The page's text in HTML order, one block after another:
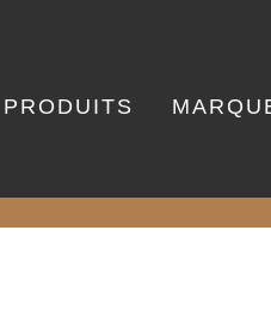
PRODUITS